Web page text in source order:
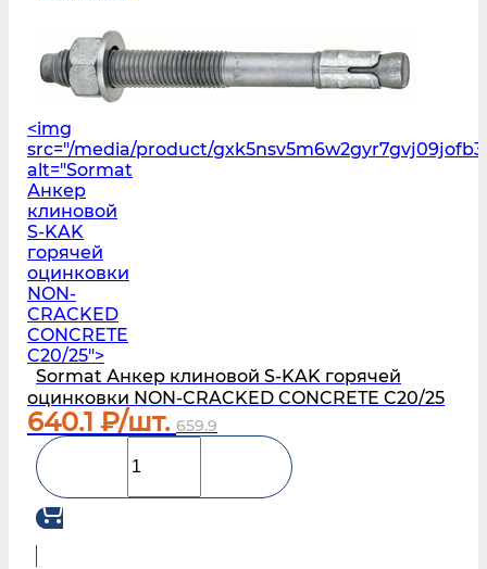
<img
src="/media/product/
alt="Sormat
Анкер
клиновой
S‑KAK
горячей
оцинковки
NON-
CRACKED
CONCRETE
C20/25">
Sormat Анкер клиновой S‑KAK горячей
оцинковки NON-CRACKED CONCRETE C20/25
640.1 ₽/шт. 659.9